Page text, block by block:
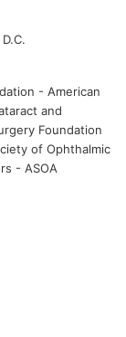
- American
and
Foundation
of Ophthalmic
- ASOA